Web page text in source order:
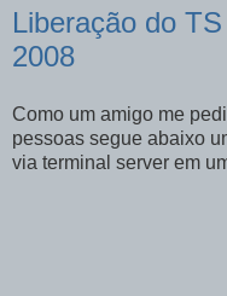
Liberação do
2008
Como um amigo me
pessoas segue abaixo
via terminal server em